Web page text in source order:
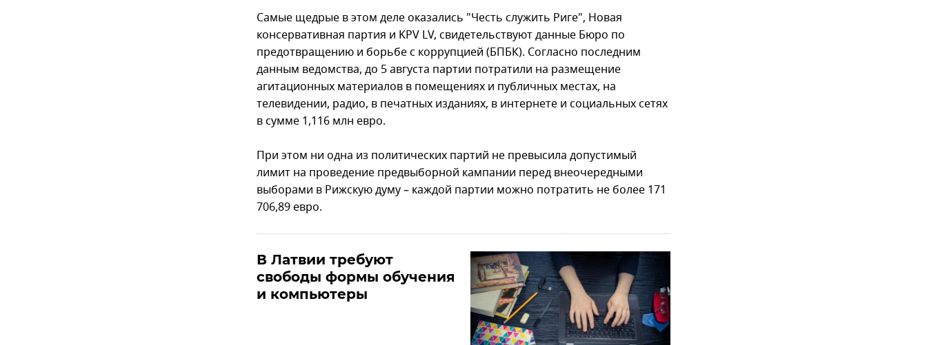
Самые щедрые в этом деле оказались "Честь служить Риге", Новая
консервативная партия и KPV LV, свидетельствуют данные Бюро по
предотвращению и борьбе с коррупцией (БПБК). Согласно последним
данным ведомства, до 5 августа партии потратили на размещение
агитационных материалов в помещениях и публичных местах, на
телевидении, радио, в печатных изданиях, в интернете и социальных сетях
в сумме 1,116 млн евро.
При этом ни одна из политических партий не превысила допустимый
лимит на проведение предвыборной кампании перед внеочередными
выборами в Рижскую думу – каждой партии можно потратить не более 171
706,89 евро.
В Латвии требуют
свободы формы обучения
и компьютеры